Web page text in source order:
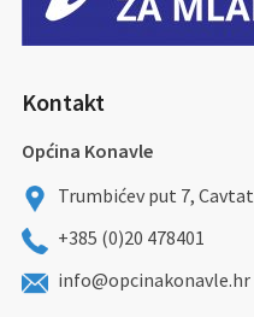
Kontakt
Općina Konavle
Trumbićev put 7, Cavtat
+385 (0)20 478401
info@opcinakonavle.hr